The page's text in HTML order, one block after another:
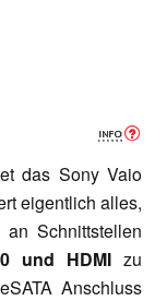
das Sony Vaio
eigentlich alles,
Schnittstellen
und HDMI zu
Anschluss